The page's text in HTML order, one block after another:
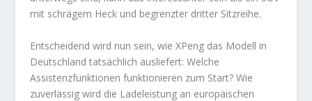
mit schrägem Heck und begrenzter dritter Sitzreihe.
Entscheidend wird nun sein, wie XPeng das Modell in
Deutschland tatsächlich ausliefert: Welche
Assistenzfunktionen funktionieren zum Start? Wie
zuverlässig wird die Ladeleistung an europäischen